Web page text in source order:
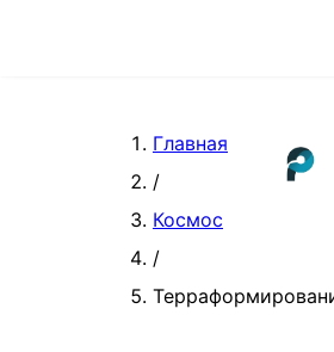
Главная
/
Космос
/